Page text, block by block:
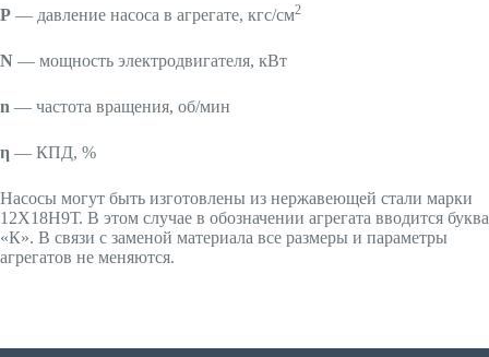
Р — давление насоса в агрегате, кгс/см2
N — мощность электродвигателя, кВт
n — частота вращения, об/мин
η — КПД, %
Насосы могут быть изготовлены из нержавеющей стали марки
12Х18Н9Т. В этом случае в обозначении агрегата вводится буква
«К». В связи с заменой материала все размеры и параметры
агрегатов не меняются.